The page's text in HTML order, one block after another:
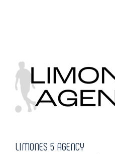
LIMONES 5 AGENCY